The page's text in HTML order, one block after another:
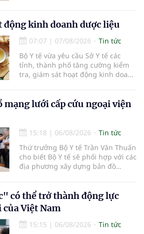
tham gia của các chủ doanh
nghiệp, chủ quán cà phê, hợp tác
xã, người làm nông nghiệp và
những người yêu thích cà phê.
động kinh doanh dược liệu
07:07 | 07/08/2026
Tin tức
Bộ Y tế vừa yêu cầu Sở Y tế các
tỉnh, thành phố tăng cường kiểm
tra, giám sát hoạt động kinh doanh
mạng lưới cấp cứu ngoại viện
15:18 | 06/08/2026
Tin tức
Thứ trưởng Bộ Y tế Trần Văn Thuấn
cho biết Bộ Y tế sẽ phối hợp với các
địa phương xây dựng bản đồ
thiện cơ chế tài chính và đa dạng
hóa phương tiện nhằm nâng cao
năng lực cấp cứu trước viện trên
phạm vi cả nước.
có thể trở thành động lực
Việt Nam
15:15 | 06/08/2026
Tin tức